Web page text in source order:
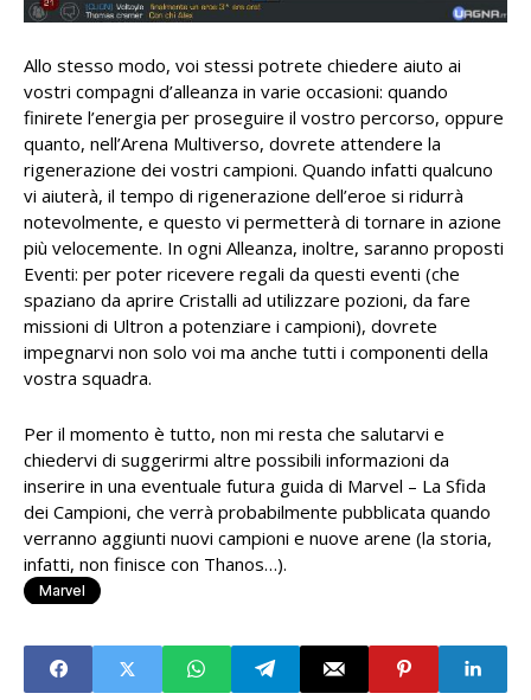
Allo stesso modo, voi stessi potrete chiedere aiuto ai
vostri compagni d’alleanza in varie occasioni: quando
finirete l’energia per proseguire il vostro percorso, oppure
quanto, nell’Arena Multiverso, dovrete attendere la
rigenerazione dei vostri campioni. Quando infatti qualcuno
vi aiuterà, il tempo di rigenerazione dell’eroe si ridurrà
notevolmente, e questo vi permetterà di tornare in azione
più velocemente. In ogni Alleanza, inoltre, saranno proposti
Eventi: per poter ricevere regali da questi eventi (che
spaziano da aprire Cristalli ad utilizzare pozioni, da fare
missioni di Ultron a potenziare i campioni), dovrete
impegnarvi non solo voi ma anche tutti i componenti della
vostra squadra.
Per il momento è tutto, non mi resta che salutarvi e
chiedervi di suggerirmi altre possibili informazioni da
inserire in una eventuale futura guida di Marvel – La Sfida
dei Campioni, che verrà probabilmente pubblicata quando
verranno aggiunti nuovi campioni e nuove arene (la storia,
infatti, non finisce con Thanos…).
Marvel